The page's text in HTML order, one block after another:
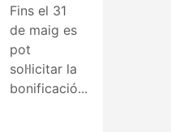
Fins el 31
de maig es
pot
sol·licitar la
bonificació...